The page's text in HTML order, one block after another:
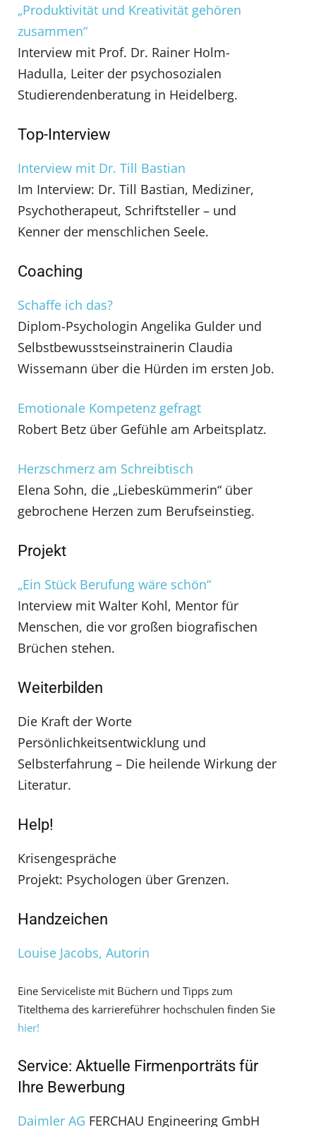
„Produktivität und Kreativität gehören
zusammen“
Interview mit Prof. Dr. Rainer Holm-
Hadulla, Leiter der psychosozialen
Studierendenberatung in Heidelberg.
Top-Interview
Interview mit Dr. Till Bastian
Im Interview: Dr. Till Bastian, Mediziner,
Psychotherapeut, Schriftsteller – und
Kenner der menschlichen Seele.
Coaching
Schaffe ich das?
Diplom-Psychologin Angelika Gulder und
Selbstbewusstseinstrainerin Claudia
Wissemann über die Hürden im ersten Job.
Emotionale Kompetenz gefragt
Robert Betz über Gefühle am Arbeitsplatz.
Herzschmerz am Schreibtisch
Elena Sohn, die „Liebeskümmerin“ über
gebrochene Herzen zum Berufseinstieg.
Projekt
„Ein Stück Berufung wäre schön“
Interview mit Walter Kohl, Mentor für
Menschen, die vor großen biografischen
Brüchen stehen.
Weiterbilden
Die Kraft der Worte
Persönlichkeitsentwicklung und
Selbsterfahrung – Die heilende Wirkung der
Literatur.
Help!
Krisengespräche
Projekt: Psychologen über Grenzen.
Handzeichen
Louise Jacobs, Autorin
Eine Serviceliste mit Büchern und Tipps zum
Titelthema des karriereführer hochschulen finden Sie
hier!
Service: Aktuelle Firmenporträts für
Ihre Bewerbung
Daimler AG FERCHAU Engineering GmbH